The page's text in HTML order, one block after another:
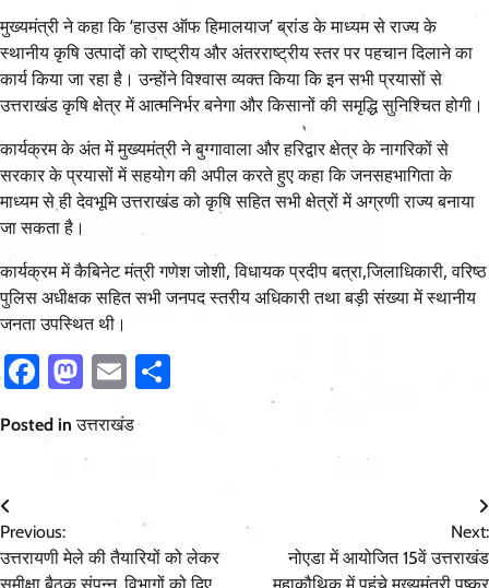
मुख्यमंत्री ने कहा कि ‘हाउस ऑफ हिमालयाज’ ब्रांड के माध्यम से राज्य के
स्थानीय कृषि उत्पादों को राष्ट्रीय और अंतरराष्ट्रीय स्तर पर पहचान दिलाने का
कार्य किया जा रहा है। उन्होंने विश्वास व्यक्त किया कि इन सभी प्रयासों से
उत्तराखंड कृषि क्षेत्र में आत्मनिर्भर बनेगा और किसानों की समृद्धि सुनिश्चित होगी।
कार्यक्रम के अंत में मुख्यमंत्री ने बुग्गावाला और हरिद्वार क्षेत्र के नागरिकों से
सरकार के प्रयासों में सहयोग की अपील करते हुए कहा कि जनसहभागिता के
माध्यम से ही देवभूमि उत्तराखंड को कृषि सहित सभी क्षेत्रों में अग्रणी राज्य बनाया
जा सकता है।
कार्यक्रम में कैबिनेट मंत्री गणेश जोशी, विधायक प्रदीप बत्रा,जिलाधिकारी, वरिष्ठ
पुलिस अधीक्षक सहित सभी जनपद स्तरीय अधिकारी तथा बड़ी संख्या में स्थानीय
जनता उपस्थित थी।
Facebook
Mastodon
Email
Posted inउत्तराखंड
Post
navigation
Previous:
उत्तरायणी मेले की तैयारियों को लेकर
Next:
नोएडा में आयोजित 15वें उत्तराखंड